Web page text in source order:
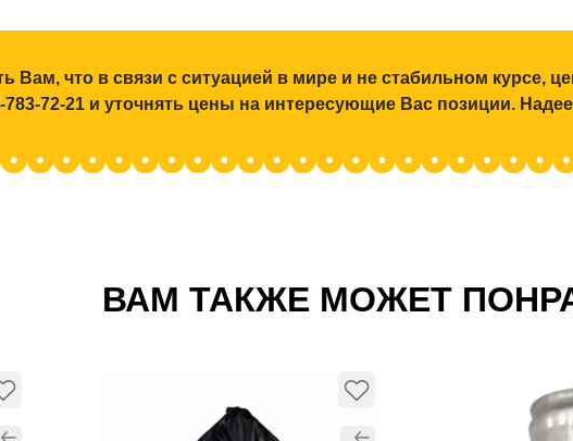
что в связи с ситуацией в мире и не стабильном курсе,
783-72-21 и уточнять цены на интересующие Вас позиции.
ВАМ ТАКЖЕ МОЖЕТ